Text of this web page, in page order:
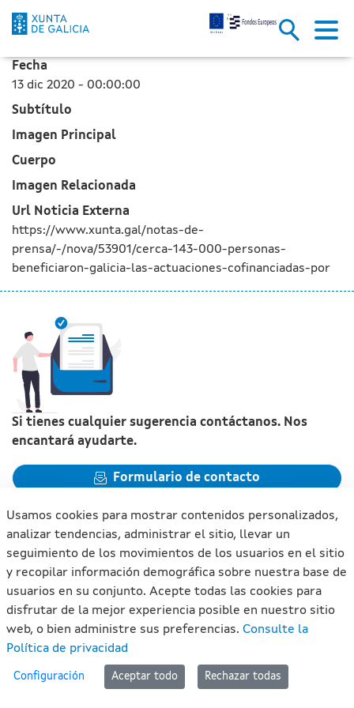
Cerca de 143.000 personas
Saltar al contenido principal
Fecha
13 dic 2020 - 00:00:00
Subtítulo
Imagen Principal
Cuerpo
Imagen Relacionada
Url Noticia Externa
https://www.xunta.gal/notas-de-
prensa/-/nova/53901/cerca-143-000-personas-
beneficiaron-galicia-las-actuaciones-cofinanciadas-por
Si tienes cualquier sugerencia contáctanos. Nos
encantará ayudarte.
Formulario de contacto
Xunta de Galicia. Información mantenida y publicada en
internet por la Xunta de Galicia
Atención a la ciudadanía
Accesibilidad
Mapa del portal
Usamos cookies para mostrar contenidos personalizados,
analizar tendencias, administrar el sitio, llevar un
seguimiento de los movimientos de los usuarios en el sitio
y recopilar información demográfica sobre nuestra base de
usuarios en su conjunto. Acepte todas las cookies para
disfrutar de la mejor experiencia posible en nuestro sitio
web, o bien administre sus preferencias. Consulte la
Política de privacidad
Configuración Aceptar todo Rechazar todas